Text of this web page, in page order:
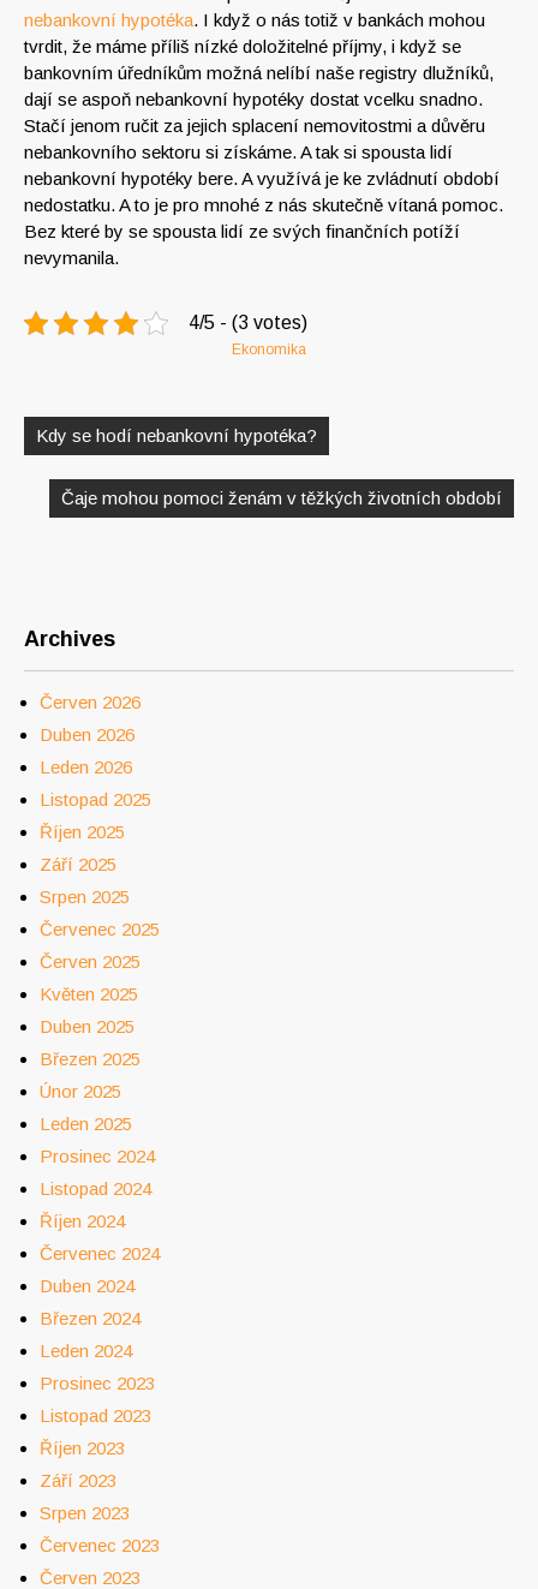
nebankovní hypotéka. I když o nás totiž v bankách mohou
tvrdit, že máme příliš nízké doložitelné příjmy, i když se
bankovním úředníkům možná nelíbí naše registry dlužníků,
dají se aspoň nebankovní hypotéky dostat vcelku snadno.
Stačí jenom ručit za jejich splacení nemovitostmi a důvěru
nebankovního sektoru si získáme. A tak si spousta lidí
nebankovní hypotéky bere. A využívá je ke zvládnutí období
nedostatku. A to je pro mnohé z nás skutečně vítaná pomoc.
Bez které by se spousta lidí ze svých finančních potíží
nevymanila.
4/5 - (3 votes)
Ekonomika
pro
příspěvek
Kdy se hodí nebankovní hypotéka?
Čaje mohou pomoci ženám v těžkých životních období
Archives
Červen 2026
Duben 2026
Leden 2026
Listopad 2025
Říjen 2025
Září 2025
Srpen 2025
Červenec 2025
Červen 2025
Květen 2025
Duben 2025
Březen 2025
Únor 2025
Leden 2025
Prosinec 2024
Listopad 2024
Říjen 2024
Červenec 2024
Duben 2024
Březen 2024
Leden 2024
Prosinec 2023
Listopad 2023
Říjen 2023
Září 2023
Srpen 2023
Červenec 2023
Červen 2023